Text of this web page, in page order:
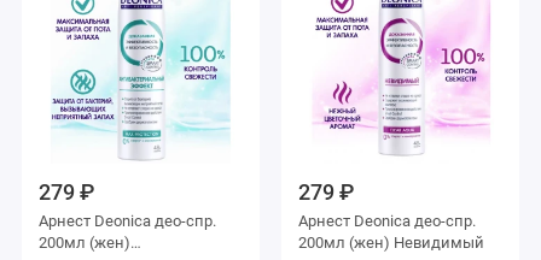
279 ₽
Арнест Deonica део-спр.
200мл (жен)
279 ₽
Арнест Deonica део-спр.
200мл (жен) Невидимый